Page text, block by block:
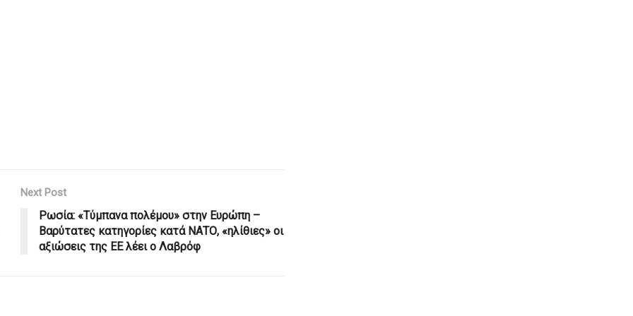
Next Post
Ρωσία: «Τύμπανα πολέμου» στην Ευρώπη –
Βαρύτατες κατηγορίες κατά ΝΑΤΟ, «ηλίθιες» οι
αξιώσεις της ΕΕ λέει ο Λαβρόφ